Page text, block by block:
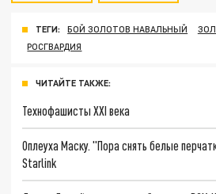
ТЕГИ: БОЙ ЗОЛОТОВ НАВАЛЬНЫЙ
РОСГВАРДИЯ
ЧИТАЙТЕ ТАКЖЕ:
Технофашисты XXI века
Оплеуха Маску. "Пора снять белые
Starlink